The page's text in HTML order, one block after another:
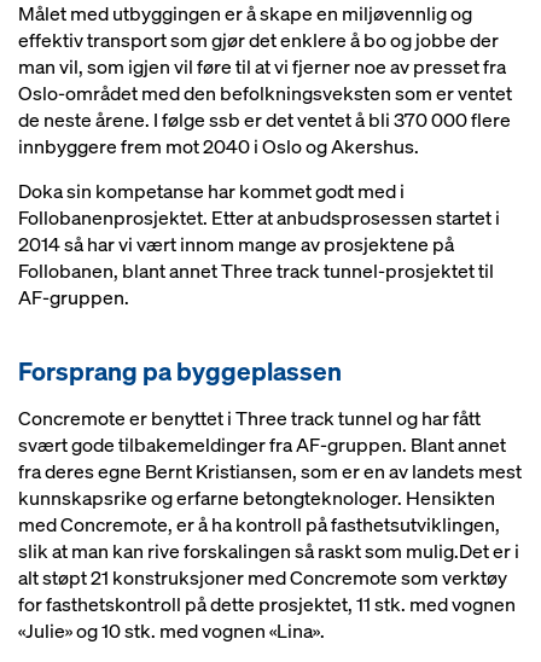
Målet med utbyggingen er å skape en miljøvennlig og
effektiv transport som gjør det enklere å bo og jobbe der
man vil, som igjen vil føre til at vi fjerner noe av presset fra
Oslo-området med den befolkningsveksten som er ventet
de neste årene. I følge ssb er det ventet å bli 370 000 flere
innbyggere frem mot 2040 i Oslo og Akershus.
Doka sin kompetanse har kommet godt med i
Follobanenprosjektet. Etter at anbudsprosessen startet i
2014 så har vi vært innom mange av prosjektene på
Follobanen, blant annet Three track tunnel-prosjektet til
AF-gruppen.
Forsprang pa byggeplassen
Concremote er benyttet i Three track tunnel og har fått
svært gode tilbakemeldinger fra AF-gruppen. Blant annet
fra deres egne Bernt Kristiansen, som er en av landets mest
kunnskapsrike og erfarne betongteknologer. Hensikten
med Concremote, er å ha kontroll på fasthetsutviklingen,
slik at man kan rive forskalingen så raskt som mulig.Det er i
alt støpt 21 konstruksjoner med Concremote som verktøy
for fasthetskontroll på dette prosjektet, 11 stk. med vognen
«Julie» og 10 stk. med vognen «Lina».